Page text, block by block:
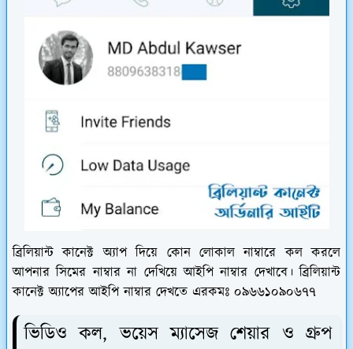
ব্রিলিয়ান্ট কানেক্ট অ্যাপ দিয়ে কোন লোকাল নাম্বারে কল করলে
আপনার সিমের নাম্বার না দেখিয়ে আইপি নাম্বার দেখাবে। ব্রিলিয়ান্ট
কানেক্ট অ্যাপের আইপি নাম্বার দেখতে এরকমঃ ০৯৬৬১০৯০৬৭৭
ভিডিও কল, ভয়েস ম্যাসেজ শেয়ার ও গ্রুপ